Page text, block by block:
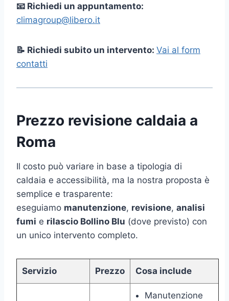
📧 Richiedi un appuntamento:
climagroup@libero.it
📝 Richiedi subito un intervento: Vai al form
contatti
Prezzo revisione caldaia a
Roma
Il costo può variare in base a tipologia di
caldaia e accessibilità, ma la nostra proposta è
semplice e trasparente:
eseguiamo manutenzione, revisione, analisi
fumi e rilascio Bollino Blu (dove previsto) con
un unico intervento completo.
Servizio Prezzo Cosa include
Manutenzione